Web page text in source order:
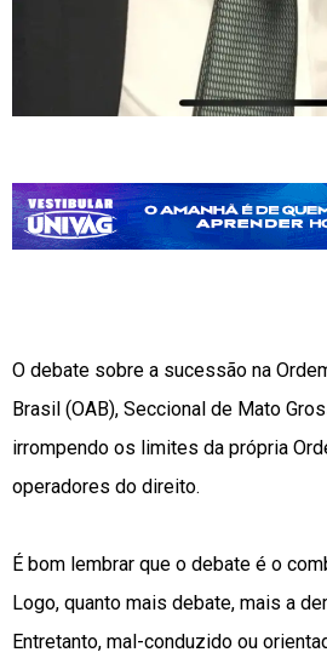
O debate sobre a sucessão na
Brasil (OAB), Seccional de Mato
irrompendo os limites da própria
operadores do direito.
É bom lembrar que o debate é o
Logo, quanto mais debate, mais a
Entretanto, mal-conduzido ou